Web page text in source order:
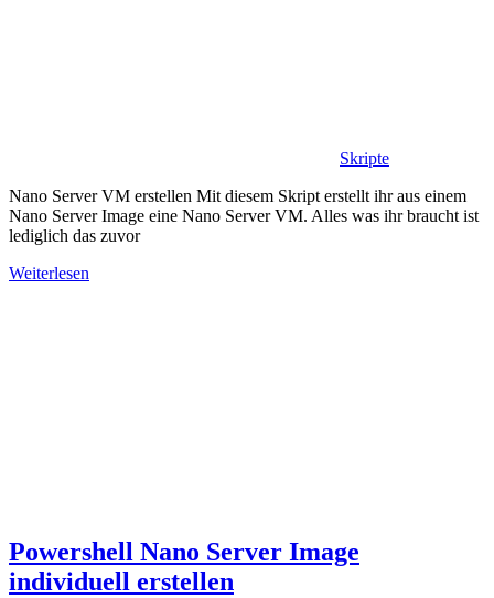
Skripte
Nano Server VM erstellen Mit diesem Skript erstellt ihr aus einem
Nano Server Image eine Nano Server VM. Alles was ihr braucht ist
lediglich das zuvor
Weiterlesen
Powershell Nano Server Image
individuell erstellen